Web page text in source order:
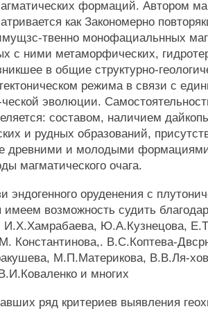
формаций. Автором
как Закономерно
твенно монофациальнных
с ними метаморфических,
в общие структурно-
режима в связи с
ческой эволюции.
составом, наличием
и рудных образований,
древними и молодыми
магматического очага.
эндогенного оруденения с
возможность судить
И.Х.Хамрабаева, Ю.А.Кузнецова,
Константинова,. В.С.Коптева-
М.П.Материкова, В.В.Ля-
и многих
ряд критериев выявления